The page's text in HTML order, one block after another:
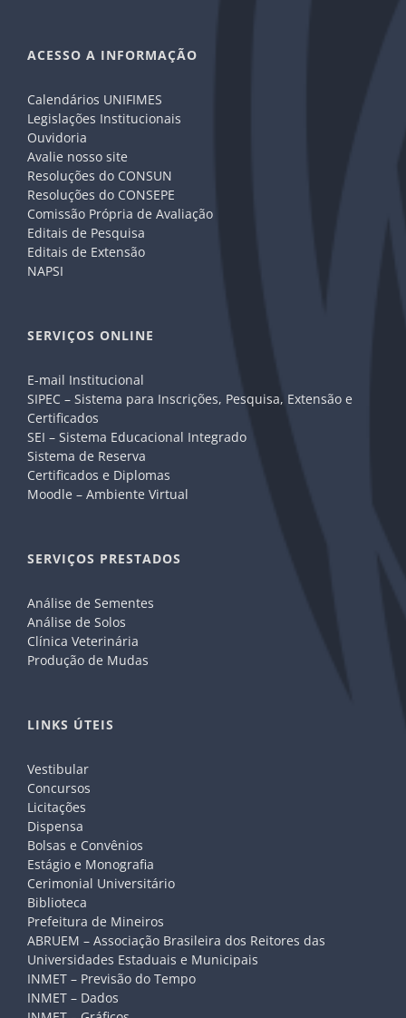
ACESSO A INFORMAÇÃO
Calendários UNIFIMES
Legislações Institucionais
Ouvidoria
Avalie nosso site
Resoluções do CONSUN
Resoluções do CONSEPE
Comissão Própria de Avaliação
Editais de Pesquisa
Editais de Extensão
NAPSI
SERVIÇOS ONLINE
E-mail Institucional
SIPEC – Sistema para Inscrições, Pesquisa, Extensão e
Certificados
SEI – Sistema Educacional Integrado
Sistema de Reserva
Certificados e Diplomas
Moodle – Ambiente Virtual
SERVIÇOS PRESTADOS
Análise de Sementes
Análise de Solos
Clínica Veterinária
Produção de Mudas
LINKS ÚTEIS
Vestibular
Concursos
Licitações
Dispensa
Bolsas e Convênios
Estágio e Monografia
Cerimonial Universitário
Biblioteca
Prefeitura de Mineiros
ABRUEM – Associação Brasileira dos Reitores das
Universidades Estaduais e Municipais
INMET – Previsão do Tempo
INMET – Dados